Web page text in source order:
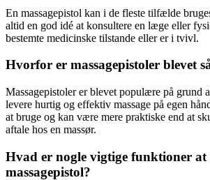
En massagepistol kan i de fleste tilfælde
altid en god idé at konsultere en læge eller
bestemte medicinske tilstande eller er i tvivl.
Hvorfor er massagepistoler blevet
Massagepistoler er blevet populære på grund
levere hurtig og effektiv massage på egen
at bruge og kan være mere praktiske end at
aftale hos en massør.
Hvad er nogle vigtige funktioner at
massagepistol?